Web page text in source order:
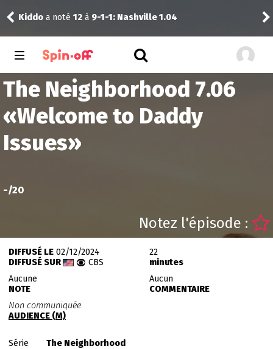
Kiddo a noté 12 à 9-1-1: Nashville 1.04
The Neighborhood 7.06
«Welcome to Daddy
Issues»
-/20
Notez l'épisode :
DIFFUSÉ LE02/12/2024
DIFFUSÉ SUR
CBS
22
minutes
Aucune
NOTE
Aucun
COMMENTAIRE
Non communiquée
AUDIENCE (M)
Série
The Neighborhood